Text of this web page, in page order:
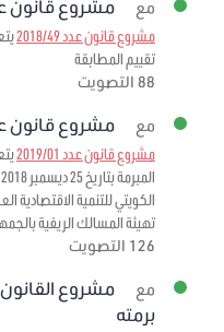
مع مشروع قانون عدد 2018/49
مشروع قانون عدد 2018/49
تقييم المطابقة
88 التصويت
مع مشروع قانون عدد 2019/01
مشروع قانون عدد 2019/01
الكويتي للتنمية
تهيئة المسالك الريفية
126 التصويت
مع
برمته